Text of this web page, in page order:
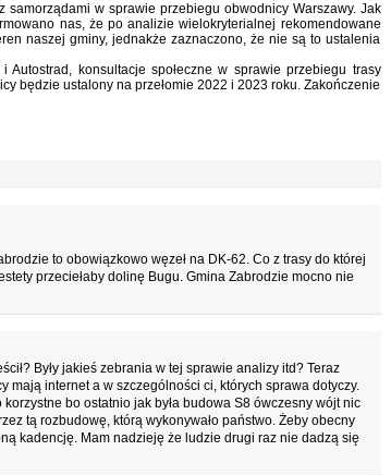
w sprawie przebiegu obwodnicy Warszawy. Jak
nas, że po analizie wielokryterialnej rekomendowane
naszej gminy, jednakże zaznaczono, że nie są to ustalenia
konsultacje społeczne w sprawie przebiegu trasy
będzie ustalony na przełomie 2022 i 2023 roku. Zakończenie
to obowiązkowo węzeł na DK-62. Co z trasy do której
przeciełaby dolinę Bugu. Gmina Zabrodzie mocno nie
Były jakieś zebrania w tej sprawie analizy itd? Teraz
mają internet a w szczególności ci, których sprawa dotyczy.
bo ostatnio jak była budowa S8 ówczesny wójt nic
tą rozbudowę, którą wykonywało państwo. Żeby obecny
kadencję. Mam nadzieję że ludzie drugi raz nie dadzą się